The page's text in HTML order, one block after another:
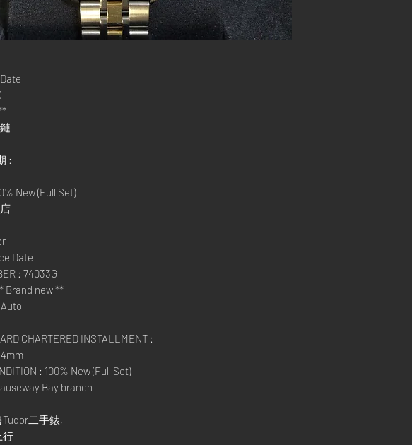
:
New (Full Set)
Date
: 74033G
Brand new **
CHARTERED INSTALLMENT :
: 100% New (Full Set)
Bay branch
二手錶,
行